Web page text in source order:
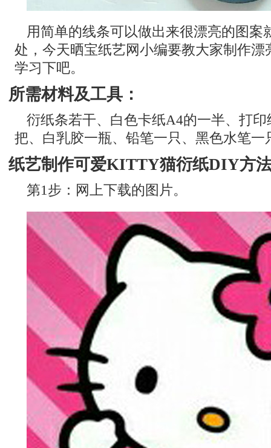
用简单的线条可以做出来很漂亮的图案
处，今天晒宝纸艺网小编要教大家制作
学习下吧。
所需材料及工具：
衍纸条若干、白色卡纸A4的一半、打
把、白乳胶一瓶、铅笔一只、黑色水笔一
纸艺制作可爱KITTY猫衍纸DIY方
第1步：网上下载的图片。